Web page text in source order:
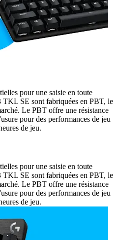
pour une saisie en toute
SE sont fabriquées en PBT, le
Le PBT offre une résistance
pour des performances de jeu
de jeu.
pour une saisie en toute
SE sont fabriquées en PBT, le
Le PBT offre une résistance
pour des performances de jeu
de jeu.